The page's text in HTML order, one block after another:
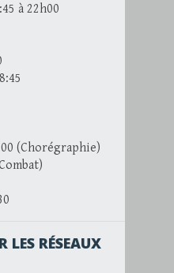
à 22h00
(Chorégraphie)
LES RÉSEAUX